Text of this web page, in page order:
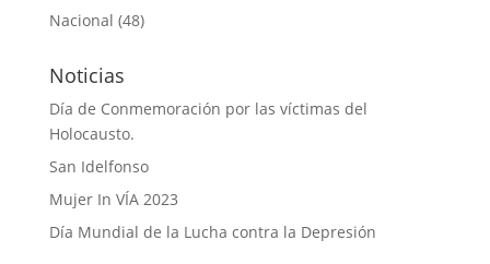
Nacional (48)
Noticias
Día de Conmemoración por las víctimas del
Holocausto.
San Idelfonso
Mujer In VÍA 2023
Día Mundial de la Lucha contra la Depresión